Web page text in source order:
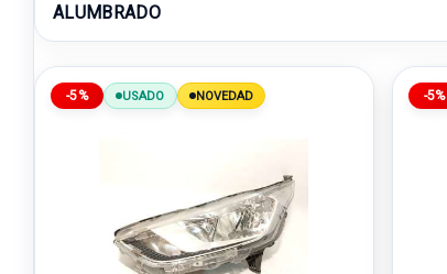
ALUMBRADO
-5% USADO NOVEDAD -5%